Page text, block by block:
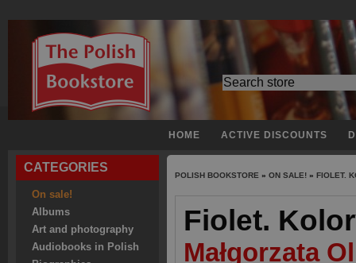
HOME ACTIVE DISCOUNTS
CATEGORIES
On sale!
Albums
Art and photography
Audiobooks in Polish
POLISH BOOKSTORE » ON SALE! » FIOLET.
Fiolet.
Małgorzata